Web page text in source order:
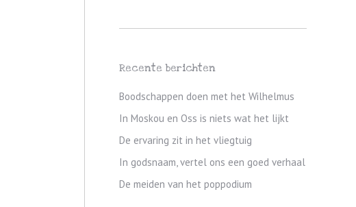
Recente berichten
Boodschappen doen met het Wilhelmus
In Moskou en Oss is niets wat het lijkt
De ervaring zit in het vliegtuig
In godsnaam, vertel ons een goed verhaal
De meiden van het poppodium